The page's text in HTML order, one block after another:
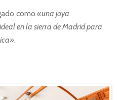
como «una joya
en la sierra de Madrid para
.